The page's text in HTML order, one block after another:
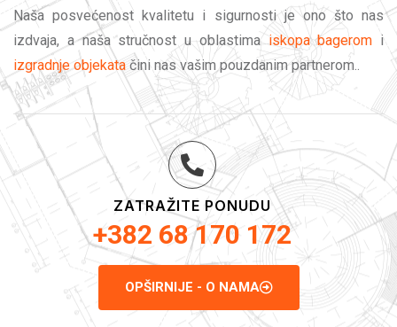
Naša posvećenost kvalitetu i sigurnosti je ono što nas
izdvaja, a naša stručnost u oblastimaiskopa bagerom i
izgradnje objekata čini nas vašim pouzdanim partnerom..
ZATRAŽITE PONUDU
+382 68 170 172
OPŠIRNIJE - O NAMA